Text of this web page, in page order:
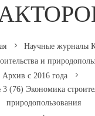
Научные журналы
и
Архив с 2016 года
(76) Экономика
природопользования